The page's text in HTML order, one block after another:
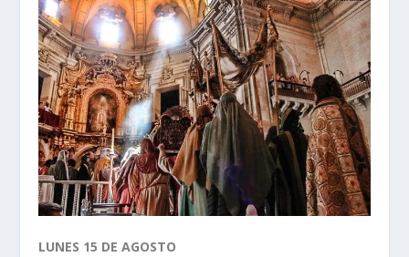
LUNES 15 DE AGOSTO